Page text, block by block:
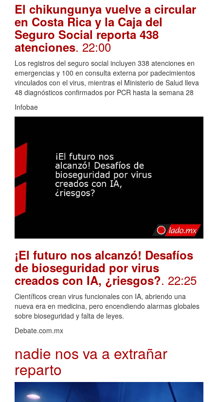
El chikungunya vuelve a circular
en Costa Rica y la Caja del
Seguro Social reporta 438
atenciones. 22:00
Los registros del seguro social incluyen 338 atenciones en
emergencias y 100 en consulta externa por padecimientos
vinculados con el virus, mientras el Ministerio de Salud lleva
48 diagnósticos confirmados por PCR hasta la semana 28
Infobae
¡El futuro nos alcanzó! Desafíos
de bioseguridad por virus
creados con IA, ¿riesgos?. 22:25
Científicos crean virus funcionales con IA, abriendo una
nueva era en medicina, pero encendiendo alarmas globales
sobre bioseguridad y falta de leyes.
Debate.com.mx
nadie nos va a extrañar
reparto